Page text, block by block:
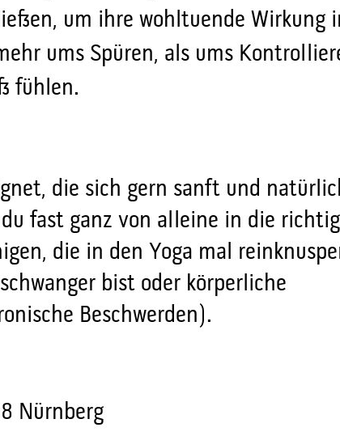
um ihre wohltuende Wirkung
ums Spüren, als ums
fühlen.
die sich gern sanft und
fast ganz von alleine in die
die in den Yoga mal
bist oder körperliche
Beschwerden).
Nürnberg